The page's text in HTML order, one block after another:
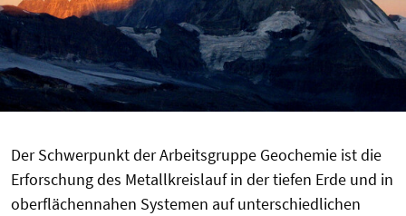
Der Schwerpunkt der Arbeitsgruppe Geochemie ist die
Erforschung des Metallkreislauf in der tiefen Erde und in
oberflächennahen Systemen auf unterschiedlichen